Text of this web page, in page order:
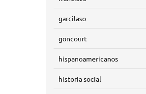
garcilaso
goncourt
hispanoamericanos
historia social